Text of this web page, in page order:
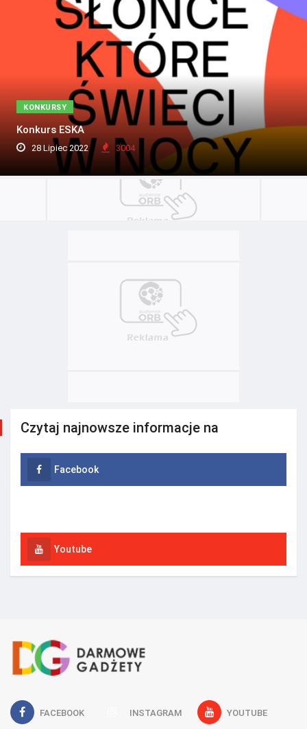
KONKURSY
Konkurs ESKA
28 Lipiec 2022 3004
Czytaj najnowsze informacje na
Facebook
Youtube
FACEBOOK INSTAGRAM YOUTUBE